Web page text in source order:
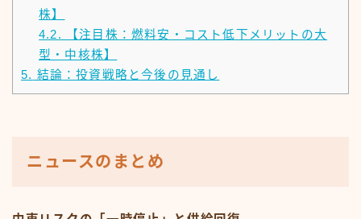
株】
4.2.
【注目株：燃料安・コスト低下メリットの大
型・中核株】
5. 結論：投資戦略と今後の見通し
ニュースのまとめ